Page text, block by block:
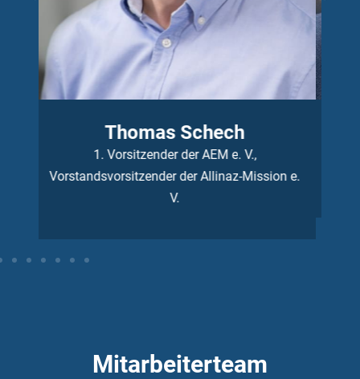
Wolfgang Büsing
Geschäftsführer der
AEM e. V.
Mitarbeiterteam